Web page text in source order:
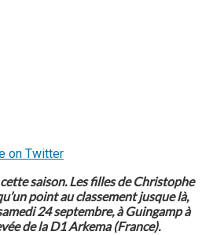
on Twitter
saison. Les filles de Christophe
point au classement jusque là,
24 septembre, à Guingamp à
de la D1 Arkema (France).